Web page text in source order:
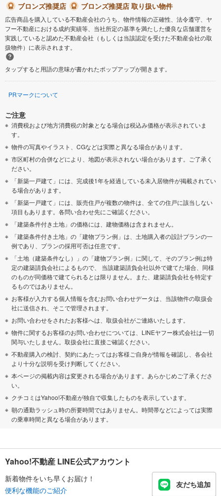
ブロンズ推奨店
ブロンズ推奨店 取り扱い物件
広告商品を購入している不動産会社のうち、物件情報の正確性、法令遵守、ヤ
フー不動産における成約実績等、当社所定の基準を満たした優良な店舗運営を
実践していると認めた不動産会社（もしくは当該認定を受けた不動産会社の取
扱物件）に表示されます。
タップすると用語の意味が書かれたポップアップが開きます。
PRマークについて
ご注意
消費税および地方消費税の対象となる場合は税込み価格が表示されていま
す。
物件の写真やイラスト、CGなどは実際と異なる場合があります。
市区町村の合併などにより、地図が表示されない場合があります。ご了承く
ださい。
「新築一戸建て」には、完成後1年を経過している未入居物件が掲載されてい
る場合があります。
「新築一戸建て」には、販売住戸が複数の物件は、全ての住戸に該当しない
項目もあります。各問い合わせ先にご確認ください。
「建築条件付き土地」の価格には、建物価格は含まれません。
「建築条件付き土地」の「建物プラン例」は、土地購入者の設計プランの一
例であり、プランの採用可否は任意です。
「土地（建築条件なし）」の「建物プラン例」に関して、そのプラン例は特
定の建築請負会社によるもので、 当該建築請負会社以外で建てた場合、同様
のものが同価格で建てられるとは限りません。また、建築請負会社を特定す
るものではありません。
お客様が入力する個人情報を含むお問い合わせデータは、当該物件の取扱会
社に送信され、そこで管理されます。
お問い合わせをされたお客様へは、取扱会社がご連絡いたします。
物件に関するお客様のお問い合わせについては、LINEヤフー株式会社は一切
関与いたしません。取扱会社に直接ご確認ください。
不動産購入の検討、契約にあたってはお客様ご自身が情報を確認し、各会社
より十分な説明を受け判断してください。
本ページの掲載内容は変更される場合があります。あらかじめご了承くださ
い。
クチコミはYahoo!不動産が独自で収集したものを表示しています。
朝の通勤ラッシュ時の所要時間ではありません。時間帯などによっては実際
の乗車時間と異なる場合があります。
Yahoo!不動産 LINE公式アカウント
新着物件をいち早くお届け！
便利な機能のご紹介
友だち追加